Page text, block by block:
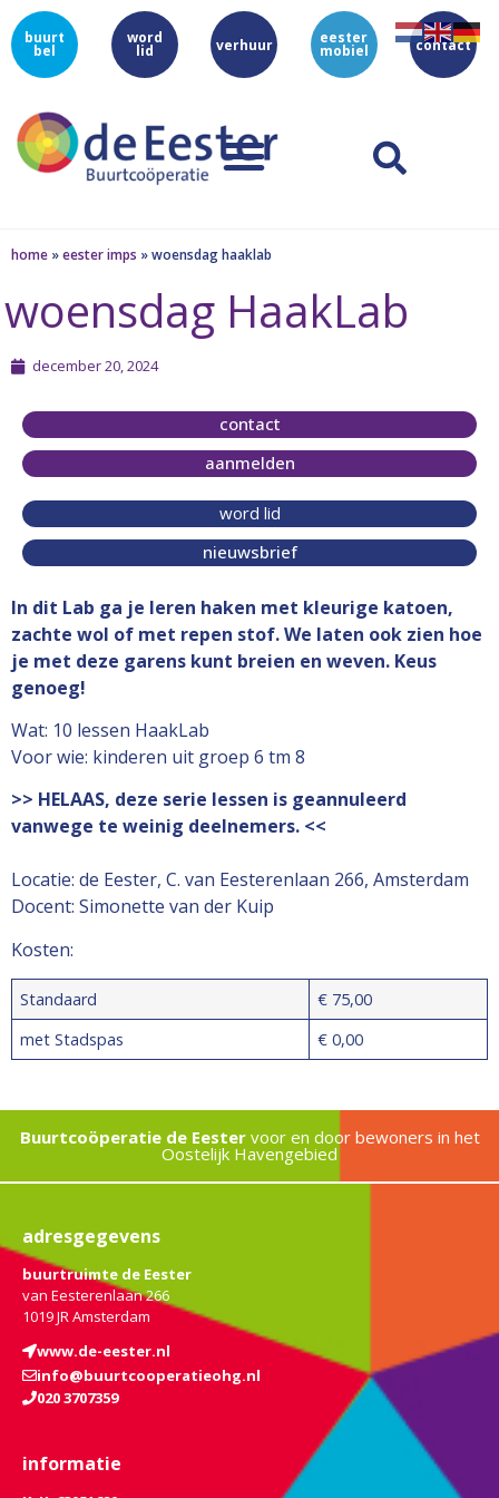
buurt
bel
word
lid verhuur eester
mobiel contact
home »eester imps »woensdag haaklab
woensdag HaakLab
december 20, 2024
contact
aanmelden
word lid
nieuwsbrief
In dit Lab ga je leren haken met kleurige katoen,
zachte wol of met repen stof. We laten ook zien hoe
je met deze garens kunt breien en weven. Keus
genoeg!
Wat: 10 lessen HaakLab
Voor wie: kinderen uit groep 6 tm 8
>> HELAAS, deze serie lessen is geannuleerd
vanwege te weinig deelnemers. <<
Locatie: de Eester, C. van Eesterenlaan 266, Amsterdam
Docent: Simonette van der Kuip
Kosten:
Standaard
€ 75,00
met Stadspas
€ 0,00
Buurtcoöperatie de Eestervoor en door bewoners in het
Oostelijk Havengebied
adresgegevens
buurtruimte de Eester
van Eesterenlaan 266
1019 JR Amsterdam
www.de-eester.nl
info@buurtcooperatieohg.nl
020 3707359
informatie